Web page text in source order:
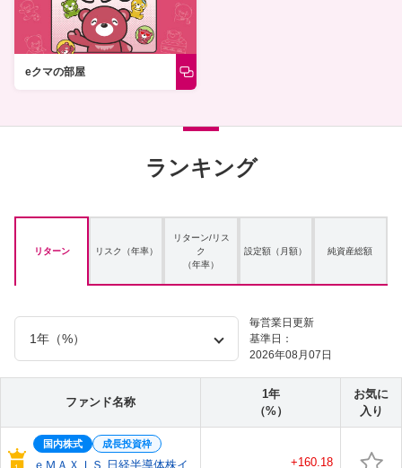
eクマの部屋
ランキング
リターン リスク（年率）
リターン/リス
ク
（年率）
設定額（月額） 純資産総額
毎営業日更新
基準日：
2026年08月07日
ファンド名称
1年
（%）
お気に
入り
国内株式 成長投資枠
ｅＭＡＸＩＳ 日経半導体株イ +160.18